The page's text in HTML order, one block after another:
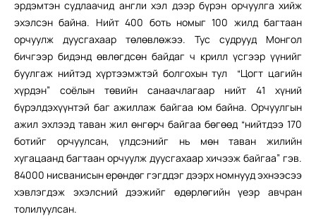
эрдэмтэн судлаачид англи хэл дээр бүрэн орчуулга хийж
эхэлсэн байна. Нийт 400 боть номыг 100 жилд багтаан
орчуулж дуусгахаар төлөвлөжээ. Тус судрууд Монгол
бичгээр бидэнд өвлөгдсөн байдаг ч крилл үсгээр үүнийг
буулгаж нийтэд хүртээмжтэй болгохын тул “Цогт цагийн
хүрдэн” соёлын төвийн санаачлагаар нийт 41 хүний
бүрэлдэхүүнтэй баг ажиллаж байгаа юм байна. Орчуулгын
ажил эхлээд таван жил өнгөрч байгаа бөгөөд “нийтдээ 170
ботийг орчуулсан, үлдсэнийг нь мөн таван жилийн
хугацаанд багтаан орчуулж дуусгахаар хичээж байгаа” гэв.
84000 нисванисын ерөндөг гэгддэг дээрх номнууд эхнээсээ
хэвлэгдэж эхэлсний дээжийг өдөрлөгийн үеэр авчран
толилуулсан.